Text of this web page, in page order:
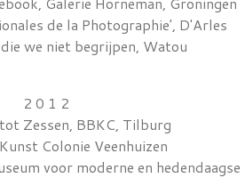
de la Photographie', D'Arles
we niet begrijpen, Watou
2 0 1 2
Zessen, BBKC, Tilburg
Colonie Veenhuizen
voor moderne en